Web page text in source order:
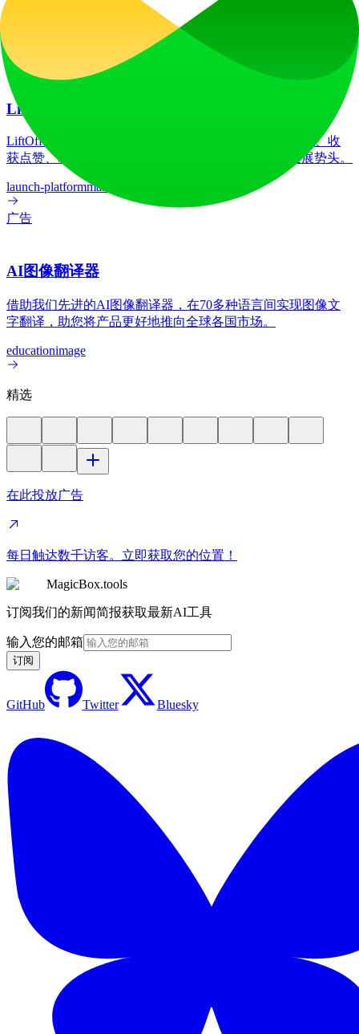
React Vercel
广告
LiftOff
LiftOff 是一个面向创客的产品发布平台，用于发布产品、收
获点赞、获得关注，并与热爱未来的社区共同构建发展势头。
launch-platformmarketing
广告
AI图像翻译器
借助我们先进的AI图像翻译器，在70多种语言间实现图像文
字翻译，助您将产品更好地推向全球各国市场。
educationimage
精选
在此投放广告
每日触达数千访客。立即获取您的位置！
MagicBox.tools
订阅我们的新闻简报获取最新AI工具
输入您的邮箱
订阅
GitHub Twitter Bluesky